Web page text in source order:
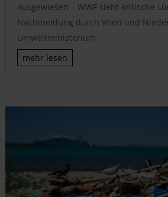
ausgewiesen – WWF sieht kritische
Nachmeldung durch Wien und
Umweltministerium
mehr lesen